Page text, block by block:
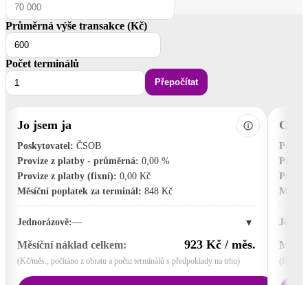
Průměrná výše transakce (Kč)
Počet terminálů
Přepočítat
Jo jsem ja
Poskytovatel: ČSOB
Provize z platby - průměrná: 0,00 %
Provize z platby (fixní): 0,00 Kč
Měsíční poplatek za terminál: 848 Kč
Jednorázově:—
▾
Měsíční náklad celkem:
923 Kč / měs.
(Kč/měs., počítáno z obratu a počtu terminálů s předpoklady na trhu) (Kč/